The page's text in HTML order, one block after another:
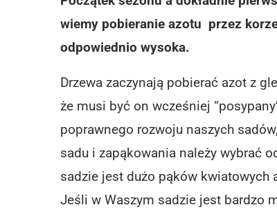
wiemy pobieranie azotu przez
odpowiednio wysoka.
Drzewa zaczynają pobierać azot z
że musi być on wcześniej
poprawnego rozwoju naszych
sadu i zapąkowania należy wybrać
sadzie jest dużo pąków
Jeśli w Waszym sadzie jest bardzo